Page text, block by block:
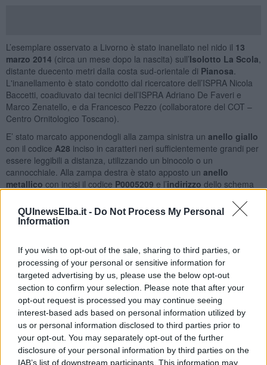
QUInewsElba.it - Do Not Process My Personal
Information
If you wish to opt-out of the sale, sharing to third parties, or
processing of your personal or sensitive information for
targeted advertising by us, please use the below opt-out
section to confirm your selection. Please note that after your
opt-out request is processed you may continue seeing
interest-based ads based on personal information utilized by
us or personal information disclosed to third parties prior to
your opt-out. You may separately opt-out of the further
disclosure of your personal information by third parties on the
IAB’s list of downstream participants. This information may
L’esemplare osservato a Livorno è stato inanellato nel nido il 13
marzo 2014 (circa un mese dopo la nascita) sull’Isolotto La Scola
distante duecento metri dalla costa sud-orientale di Pianosa
L'inanellamento è stato condotto dal ricercatore dell’ISPRA Nicola
Baccetti, coadiuvato dai tecnici dell’ISPRA Adriano De Faveri e
Marco Zenatello, e da Francesco Pezzo (collaboratore del COT –
Centro Ornitologico Toscano).
E’ stato marcato apponendogli alla zampa sinistra un anello giallo
con il codice A28 inciso in caratteri neri sufficientemente grandi per
essere leggibili a distanza, utilizzando un binocolo o un
cannocchiale. Alla zampa destra è stato apposto un anello
metallico con incisi il codice P0005209 e l’indirizzo dello schema
esempio tenendo l’animale in mano.
Il marangone con l’anello
Ardenza, a105 Kmdi distanza dal luogo dell’inanellamento e dopo
un intervallo di tempo di3 anni, 5 mesi e 13 giorni(pari a 1258
giorni) dalla data dell’inanellamento.
Cocchi, collaboratore del COT, ha fotografato il marangone con una
macchina fotografica stagna dopo essersi avvicinato a nuoto agli
scogli che delimitano l’insenatura di uno stabilimento balneare,
dove l’uccello era posato; nellostesso luogolo aveva osservato
anche il27 agosto 2016.
Da osservazioni e ricatture di uccelli inanellati si è potuto accertare